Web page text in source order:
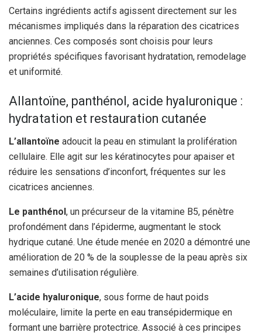
Certains ingrédients actifs agissent directement sur les
mécanismes impliqués dans la réparation des cicatrices
anciennes. Ces composés sont choisis pour leurs
propriétés spécifiques favorisant hydratation, remodelage
et uniformité.
Allantoïne, panthénol, acide hyaluronique :
hydratation et restauration cutanée
L’allantoïne adoucit la peau en stimulant la prolifération
cellulaire. Elle agit sur les kératinocytes pour apaiser et
réduire les sensations d’inconfort, fréquentes sur les
cicatrices anciennes.
Le panthénol, un précurseur de la vitamine B5, pénètre
profondément dans l’épiderme, augmentant le stock
hydrique cutané. Une étude menée en 2020 a démontré une
amélioration de 20 % de la souplesse de la peau après six
semaines d’utilisation régulière.
L’acide hyaluronique, sous forme de haut poids
moléculaire, limite la perte en eau transépidermique en
formant une barrière protectrice. Associé à ces principes